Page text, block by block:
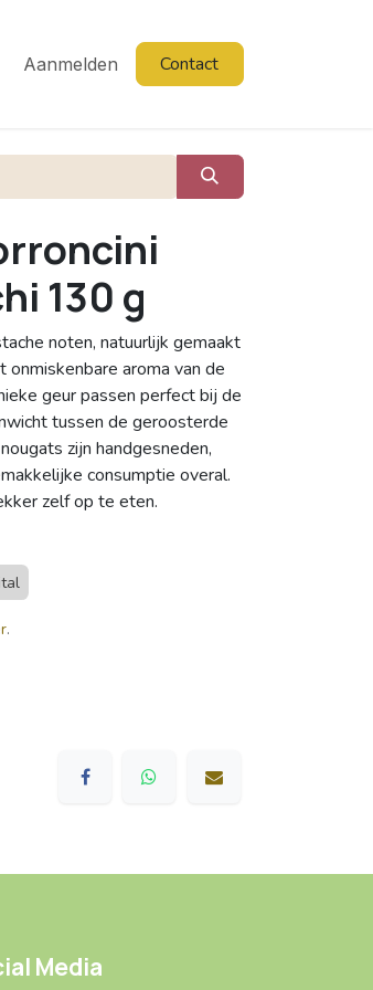
Aanmelden Contact
130 g
noten, natuurlijk gemaakt
aroma van de
geur passen perfect bij de
tussen de geroosterde
zijn handgesneden,
consumptie overal.
zelf op te eten.
.
Media